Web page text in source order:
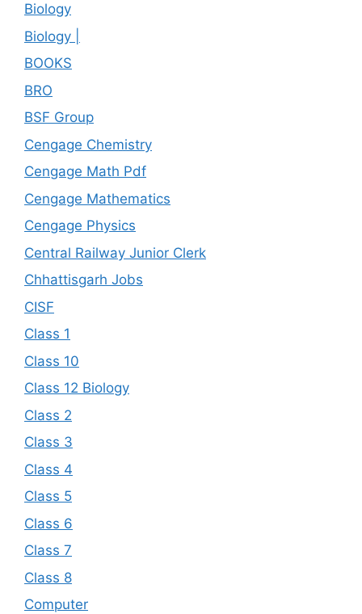
Biology
Biology |
BOOKS
BRO
BSF Group
Cengage Chemistry
Cengage Math Pdf
Cengage Mathematics
Cengage Physics
Central Railway Junior Clerk
Chhattisgarh Jobs
CISF
Class 1
Class 10
Class 12 Biology
Class 2
Class 3
Class 4
Class 5
Class 6
Class 7
Class 8
Computer